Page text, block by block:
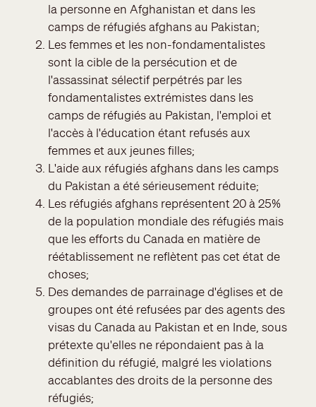
la personne en Afghanistan et dans les
camps de réfugiés afghans au Pakistan;
Les femmes et les non-fondamentalistes
sont la cible de la persécution et de
l'assassinat sélectif perpétrés par les
fondamentalistes extrémistes dans les
camps de réfugiés au Pakistan, l'emploi et
l'accès à l'éducation étant refusés aux
femmes et aux jeunes filles;
L'aide aux réfugiés afghans dans les camps
du Pakistan a été sérieusement réduite;
Les réfugiés afghans représentent 20 à 25%
de la population mondiale des réfugiés mais
que les efforts du Canada en matière de
réétablissement ne reflètent pas cet état de
choses;
Des demandes de parrainage d'églises et de
groupes ont été refusées par des agents des
visas du Canada au Pakistan et en Inde, sous
prétexte qu'elles ne répondaient pas à la
définition du réfugié, malgré les violations
accablantes des droits de la personne des
réfugiés;